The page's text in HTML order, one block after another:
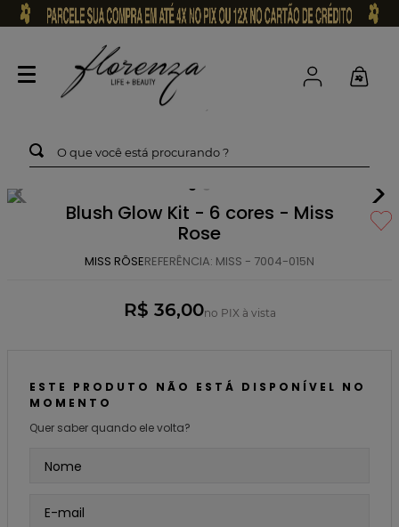
O que você está procurando ?
Blush Glow Kit - 6 cores - Miss
Rose
MISS RÔSEREFERÊNCIA: MISS - 7004-015N
R$ 36,00no PIX à vista
ESTE PRODUTO NÃO ESTÁ DISPONÍVEL NO
MOMENTO
Quer saber quando ele volta?